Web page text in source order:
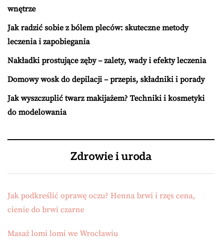
wnętrze
Jak radzić sobie z bólem pleców: skuteczne metody
leczenia i zapobiegania
Nakładki prostujące zęby – zalety, wady i efekty leczenia
Domowy wosk do depilacji – przepis, składniki i porady
Jak wyszczuplić twarz makijażem? Techniki i kosmetyki
do modelowania
Zdrowie i uroda
Jak podkreślić oprawę oczu? Henna brwi i rzęs cena,
cienie do brwi czarne
Masaż lomi lomi we Wrocławiu